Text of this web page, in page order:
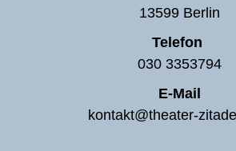
13599 Berlin
Telefon
030 3353794
E-Mail
kontakt@theater-